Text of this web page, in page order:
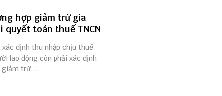
hợp giảm trừ gia
quyết toán thuế TNCN
xác định thu nhập chịu thuế
lao động còn phải xác định
giảm trừ ...